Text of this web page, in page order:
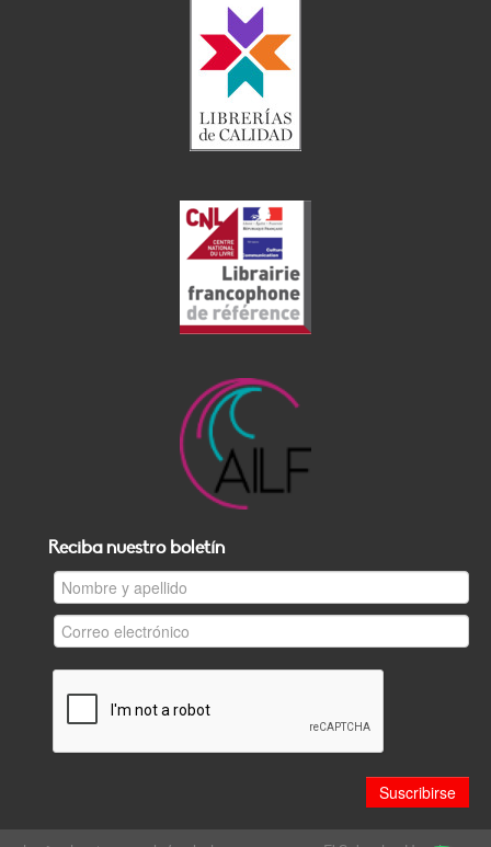
Reciba nuestro boletín